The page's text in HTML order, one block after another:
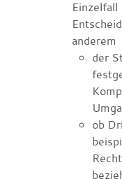
Einzelfall
anderem
der
ob